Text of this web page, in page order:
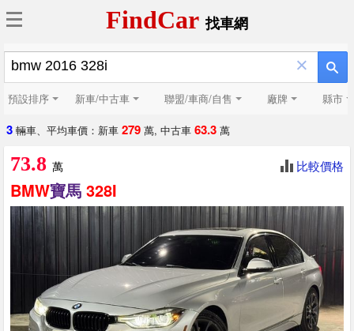
FindCar找車網
×
預設排序 新車/中古車 聯盟/車商/自售 廠牌 縣市
3 輛車、平均車價：新車 279 萬, 中古車 63.3 萬
73.8 萬 比較價格
BMW寶馬 328I